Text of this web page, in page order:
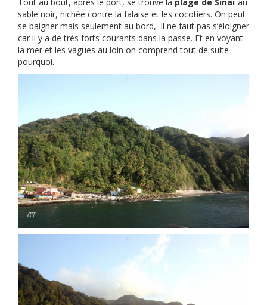
sable noir, nichée contre la falaise et les cocotiers. On peut
se baigner mais seulement au bord, il ne faut pas s’éloigner
car il y a de très forts courants dans la passe. Et en voyant
la mer et les vagues au loin on comprend tout de suite
pourquoi.